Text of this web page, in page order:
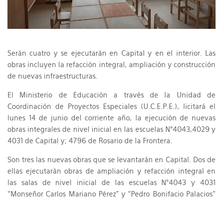
Serán cuatro y se ejecutarán en Capital y en el interior. Las
obras incluyen la refacción integral, ampliación y construcción
de nuevas infraestructuras.
El Ministerio de Educación a través de la Unidad de
Coordinación de Proyectos Especiales (U.C.E.P.E.), licitará el
lunes 14 de junio del corriente año, la ejecución de nuevas
obras integrales de nivel inicial en las escuelas N°4043,4029 y
4031 de Capital y; 4796 de Rosario de la Frontera.
Son tres las nuevas obras que se levantarán en Capital. Dos de
ellas ejecutarán obras de ampliación y refacción integral en
las salas de nivel inicial de las escuelas N°4043 y 4031
“Monseñor Carlos Mariano Pérez” y “Pedro Bonifacio Palacios”